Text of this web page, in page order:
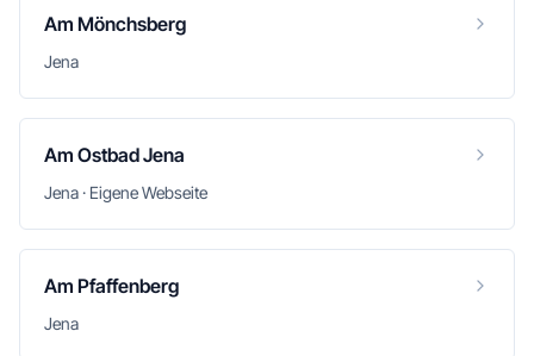
Am Mönchsberg
Jena
Am Ostbad Jena
Jena · Eigene Webseite
Am Pfaffenberg
Jena